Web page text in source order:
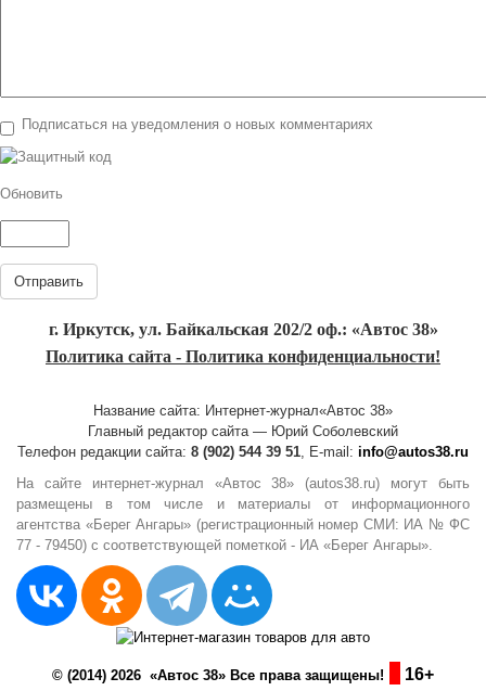
Подписаться на уведомления о новых комментариях
Обновить
Отправить
г. Иркутск, ул. Байкальская 202/2 оф.: «Автос 38»
Политика сайта - Политика конфиденциальности!
Название сайта: Интернет-журнал«Автос 38»
Главный редактор сайта — Юрий Соболевский
Телефон редакции сайта: 8 (902) 544 39 51, E-mail: info@autos38.ru
На сайте интернет-журнал «Автос 38» (autos38.ru) могут быть
размещены в том числе и материалы от информационного
агентства «Берег Ангары» (регистрационный номер СМИ: ИА № ФС
77 - 79450) с соответствующей пометкой - ИА «Берег Ангары».
© (2014) 2026 «Автос 38» Все права защищены! 16+